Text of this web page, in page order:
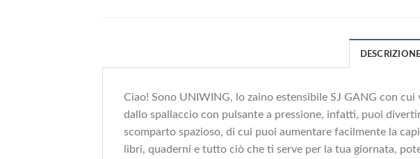
DESCRIZIONE
Ciao! Sono UNIWING, lo zaino estensibile SJ GANG con
dallo spallaccio con pulsante a pressione, infatti, puoi
scomparto spazioso, di cui puoi aumentare facilmente la
libri, quaderni e tutto ciò che ti serve per la tua giornata,